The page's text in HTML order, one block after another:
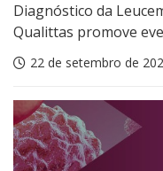
Diagnóstico da
Qualittas promove
22 de setembro de